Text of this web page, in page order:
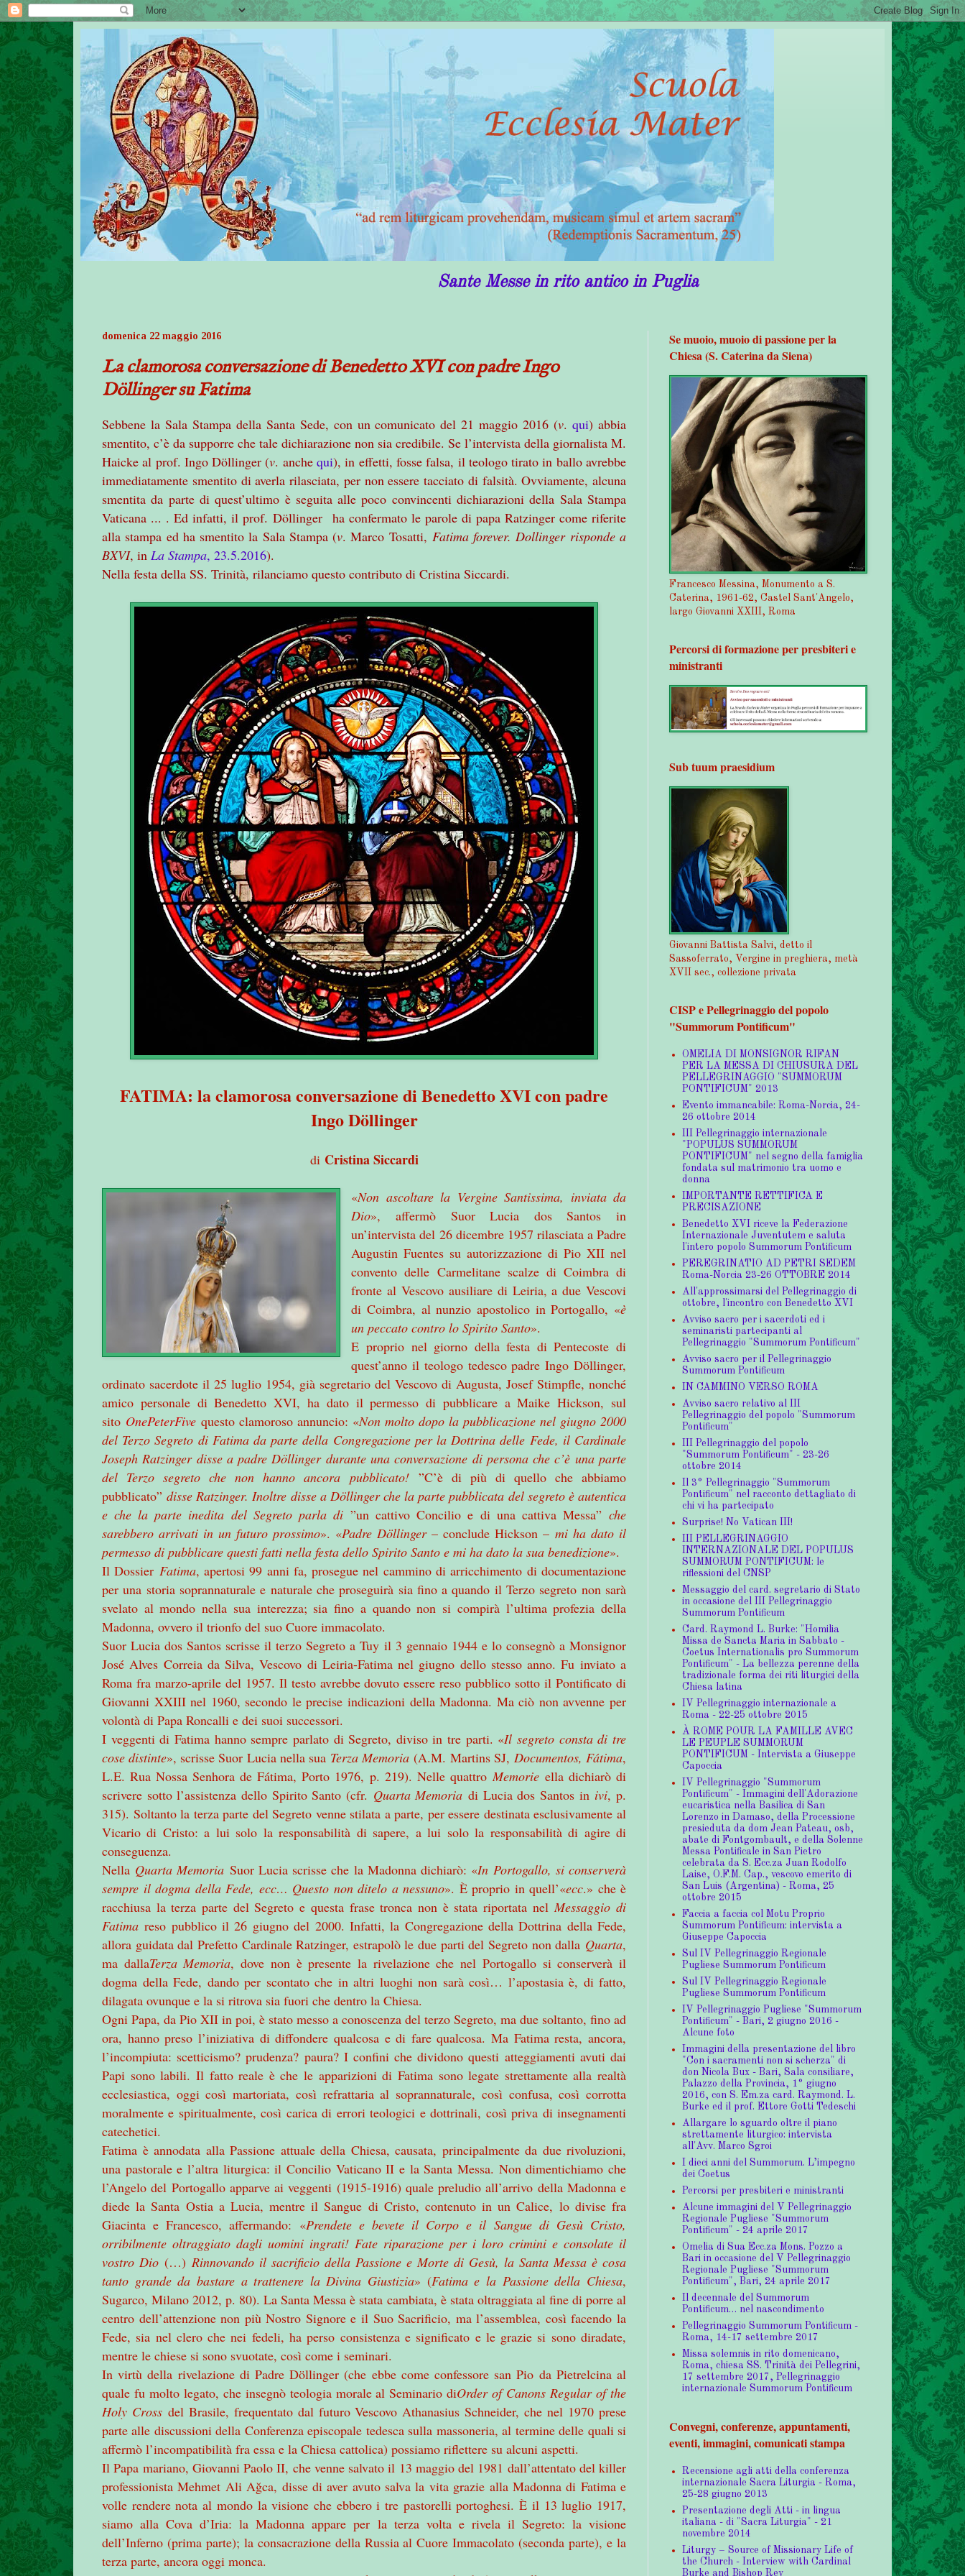
Sante Messe in rito antico in Puglia
domenica 22 maggio 2016
La clamorosa conversazione di Benedetto XVI con padre Ingo
Döllinger su Fatima
Sebbene la Sala Stampa della Santa Sede, con un comunicato del 21 maggio 2016 (v.qui) abbia
smentito, c’è da supporre che tale dichiarazione non sia credibile. Se l’intervista della giornalista M.
Haicke al prof. Ingo Döllinger (v. anchequi), in effetti, fosse falsa, il teologo tirato in ballo avrebbe
immediatamente smentito di averla rilasciata, per non essere tacciato di falsità. Ovviamente, alcuna
smentita da parte di quest’ultimo è seguita alle poco convincenti dichiarazioni della Sala Stampa
Vaticana ... . Ed infatti, il prof.Döllinger ha confermato le parole di papa Ratzinger come riferite
alla stampa ed ha smentito la Sala Stampa (v. Marco Tosatti, Fatima forever. Dollinger risponde a
BXVI, in La Stampa, 23.5.2016).
Nella festa della SS. Trinità, rilanciamo questo contributo di Cristina Siccardi.
FATIMA: la clamorosa conversazione di Benedetto XVI con padre
Ingo Döllinger
di Cristina Siccardi
«Non ascoltare la Vergine Santissima, inviata da
Dio», affermò Suor Lucia dos Santos in
un’intervista del 26 dicembre 1957 rilasciata a Padre
Augustin Fuentes su autorizzazione di Pio XII nel
convento delle Carmelitane scalze di Coimbra di
fronte al Vescovo ausiliare di Leiria, a due Vescovi
di Coimbra, al nunzio apostolico in Portogallo, «è
un peccato contro lo Spirito Santo».
E proprio nel giorno della festa di Pentecoste di
quest’anno il teologo tedesco padre Ingo Döllinger,
ordinato sacerdote il 25 luglio 1954, già segretario del Vescovo di Augusta, Josef Stimpfle, nonché
amico personale di Benedetto XVI, ha dato il permesso di pubblicare a Maike Hickson, sul
sito OnePeterFive questo clamoroso annuncio: «Non molto dopo la pubblicazione nel giugno 2000
del Terzo Segreto di Fatima da parte della Congregazione per la Dottrina delle Fede, il Cardinale
Joseph Ratzinger disse a padre Döllinger durante una conversazione di persona che c’è una parte
del Terzo segreto che non hanno ancora pubblicato! ”C’è di più di quello che abbiamo
pubblicato”disse Ratzinger. Inoltre disse a Döllinger che la parte pubblicata del segreto è autentica
e che la parte inedita del Segreto parla di”un cattivo Concilio e di una cattiva Messa”che
sarebbero arrivati in un futuro prossimo». «Padre Döllinger– conclude Hickson –mi ha dato il
permesso di pubblicare questi fatti nella festa dello Spirito Santo e mi ha dato la sua benedizione».
Il Dossier Fatima, apertosi 99 anni fa, prosegue nel cammino di arricchimento di documentazione
per una storia soprannaturale e naturale che proseguirà sia fino a quando il Terzo segreto non sarà
svelato al mondo nella sua interezza; sia fino a quando non si compirà l’ultima profezia della
Madonna, ovvero il trionfo del suo Cuore immacolato.
Suor Lucia dos Santos scrisse il terzo Segreto a Tuy il 3 gennaio 1944 e lo consegnò a Monsignor
José Alves Correia da Silva, Vescovo di Leiria-Fatima nel giugno dello stesso anno. Fu inviato a
Roma fra marzo-aprile del 1957. Il testo avrebbe dovuto essere reso pubblico sotto il Pontificato di
Giovanni XXIII nel 1960, secondo le precise indicazioni della Madonna. Ma ciò non avvenne per
volontà di Papa Roncalli e dei suoi successori.
I veggenti di Fatima hanno sempre parlato di Segreto, diviso in tre parti. «Il segreto consta di tre
cose distinte», scrisse Suor Lucia nella sua Terza Memoria (A.M. Martins SJ, Documentos, Fátima,
L.E. Rua Nossa Senhora de Fátima, Porto 1976, p. 219). Nelle quattro Memorieella dichiarò di
scrivere sotto l’assistenza dello Spirito Santo (cfr. Quarta Memoria di Lucia dos Santos in ivi, p.
315). Soltanto la terza parte del Segreto venne stilata a parte, per essere destinata esclusivamente al
Vicario di Cristo: a lui solo la responsabilità di sapere, a lui solo la responsabilità di agire di
conseguenza.
Nella Quarta Memoria Suor Lucia scrisse che la Madonna dichiarò: «In Portogallo, si conserverà
sempre il dogma della Fede, ecc… Questo non ditelo a nessuno». È proprio in quell’«ecc.» che è
racchiusa la terza parte del Segreto e questa frase tronca non è stata riportata nel Messaggio di
Fatima reso pubblico il 26 giugno del 2000. Infatti, la Congregazione della Dottrina della Fede,
allora guidata dal Prefetto Cardinale Ratzinger, estrapolò le due parti del Segreto non dalla Quarta,
ma dallaTerza Memoria, dove non è presente la rivelazione che nel Portogallo si conserverà il
dogma della Fede, dando per scontato che in altri luoghi non sarà così… l’apostasia è, di fatto,
dilagata ovunque e la si ritrova sia fuori che dentro la Chiesa.
Ogni Papa, da Pio XII in poi, è stato messo a conoscenza del terzo Segreto, ma due soltanto, fino ad
ora, hanno preso l’iniziativa di diffondere qualcosa e di fare qualcosa. Ma Fatima resta, ancora,
l’incompiuta: scetticismo? prudenza? paura? I confini che dividono questi atteggiamenti avuti dai
Papi sono labili. Il fatto reale è che le apparizioni di Fatima sono legate strettamente alla realtà
ecclesiastica, oggi così martoriata, così refrattaria al soprannaturale, così confusa, così corrotta
moralmente e spiritualmente, così carica di errori teologici e dottrinali, così priva di insegnamenti
catechetici.
Fatima è annodata alla Passione attuale della Chiesa, causata, principalmente da due rivoluzioni,
una pastorale e l’altra liturgica: il Concilio Vaticano II e la Santa Messa. Non dimentichiamo che
l’Angelo del Portogallo apparve ai veggenti (1915-1916) quale preludio all’arrivo della Madonna e
diede la Santa Ostia a Lucia, mentre il Sangue di Cristo, contenuto in un Calice, lo divise fra
Giacinta e Francesco, affermando: «Prendete e bevete il Corpo e il Sangue di Gesù Cristo,
orribilmente oltraggiato dagli uomini ingrati! Fate riparazione per i loro crimini e consolate il
vostro Dio (…) Rinnovando il sacrificio della Passione e Morte di Gesù, la Santa Messa è cosa
tanto grande da bastare a trattenere la Divina Giustizia» (Fatima e la Passione della Chiesa,
Sugarco, Milano 2012, p. 80). La Santa Messa è stata cambiata, è stata oltraggiata al fine di porre al
centro dell’attenzione non più Nostro Signore e il Suo Sacrificio, ma l’assemblea, così facendo la
Fede, sia nel clero che nei fedeli, ha perso consistenza e significato e le grazie si sono diradate,
mentre le chiese si sono svuotate, così come i seminari.
In virtù della rivelazione di Padre Döllinger (che ebbe come confessore san Pio da Pietrelcina al
quale fu molto legato, che insegnò teologia morale al Seminario diOrder of Canons Regular of the
Holy Cross del Brasile, frequentato dal futuro Vescovo Athanasius Schneider, che nel 1970 prese
parte alle discussioni della Conferenza episcopale tedesca sulla massoneria, al termine delle quali si
affermò l’incompatibilità fra essa e la Chiesa cattolica) possiamo riflettere su alcuni aspetti.
Il Papa mariano, Giovanni Paolo II, che venne salvato il 13 maggio del 1981 dall’attentato del killer
professionista Mehmet Ali Ağca, disse di aver avuto salva la vita grazie alla Madonna di Fatima e
volle rendere nota al mondo la visione che ebbero i tre pastorelli portoghesi. È il 13 luglio 1917,
siamo alla Cova d’Iria: la Madonna appare per la terza volta e rivela il Segreto: la visione
dell’Inferno (prima parte); la consacrazione della Russia al Cuore Immacolato (seconda parte), e la
terza parte, ancora oggi monca.
Se muoio, muoio di passione per la
Chiesa (S. Caterina da Siena)
Francesco Messina, Monumento a S.
Caterina, 1961-62, Castel Sant'Angelo,
largo Giovanni XXIII, Roma
Percorsi di formazione per presbiteri e
ministranti
Sub tuum praesidium
Giovanni Battista Salvi, detto il
Sassoferrato, Vergine in preghiera, metà
XVII sec., collezione privata
CISP e Pellegrinaggio del popolo
"Summorum Pontificum"
OMELIA DI MONSIGNOR RIFAN
PER LA MESSA DI CHIUSURA DEL
PELLEGRINAGGIO "SUMMORUM
PONTIFICUM" 2013
Evento immancabile: Roma-Norcia, 24-
26 ottobre 2014
III Pellegrinaggio internazionale
"POPULUS SUMMORUM
PONTIFICUM" nel segno della famiglia
fondata sul matrimonio tra uomo e
donna
IMPORTANTE RETTIFICA E
PRECISAZIONE
Benedetto XVI riceve la Federazione
Internazionale Juventutem e saluta
l'intero popolo Summorum Pontificum
PEREGRINATIO AD PETRI SEDEM
Roma-Norcia 23-26 OTTOBRE 2014
All'approssimarsi del Pellegrinaggio di
ottobre, l'incontro con Benedetto XVI
Avviso sacro per i sacerdoti ed i
seminaristi partecipanti al
Pellegrinaggio "Summorum Pontificum"
Avviso sacro per il Pellegrinaggio
Summorum Pontificum
IN CAMMINO VERSO ROMA
Avviso sacro relativo al III
Pellegrinaggio del popolo "Summorum
Pontificum"
III Pellegrinaggio del popolo
"Summorum Pontificum" - 23-26
ottobre 2014
Il 3° Pellegrinaggio "Summorum
Pontificum" nel racconto dettagliato di
chi vi ha partecipato
Surprise! No Vatican III!
III PELLEGRINAGGIO
INTERNAZIONALE DEL POPULUS
SUMMORUM PONTIFICUM: le
riflessioni del CNSP
Messaggio del card. segretario di Stato
in occasione del III Pellegrinaggio
Summorum Pontificum
Card. Raymond L. Burke: "Homilia
Missa de Sancta Maria in Sabbato -
Coetus Internationalis pro Summorum
Pontificum" - La bellezza perenne della
tradizionale forma dei riti liturgici della
Chiesa latina
IV Pellegrinaggio internazionale a
Roma - 22-25 ottobre 2015
À ROME POUR LA FAMILLE AVEC
LE PEUPLE SUMMORUM
PONTIFICUM - Intervista a Giuseppe
Capoccia
IV Pellegrinaggio "Summorum
Pontificum" - Immagini dell'Adorazione
eucaristica nella Basilica di San
Lorenzo in Damaso, della Processione
presieduta da dom Jean Pateau, osb,
abate di Fontgombault, e della Solenne
Messa Pontificale in San Pietro
celebrata da S. Ecc.za Juan Rodolfo
Laise, O.F.M. Cap., vescovo emerito di
San Luis (Argentina) - Roma, 25
ottobre 2015
Faccia a faccia col Motu Proprio
Summorum Pontificum: intervista a
Giuseppe Capoccia
Sul IV Pellegrinaggio Regionale
Pugliese Summorum Pontificum
Sul IV Pellegrinaggio Regionale
Pugliese Summorum Pontificum
IV Pellegrinaggio Pugliese "Summorum
Pontificum" - Bari, 2 giugno 2016 -
Alcune foto
Immagini della presentazione del libro
"Con i sacramenti non si scherza" di
don Nicola Bux - Bari, Sala consiliare,
Palazzo della Provincia, 1° giugno
2016, con S. Em.za card. Raymond. L.
Burke ed il prof. Ettore Gotti Tedeschi
Allargare lo sguardo oltre il piano
strettamente liturgico: intervista
all'Avv. Marco Sgroi
I dieci anni del Summorum. L’impegno
dei Coetus
Percorsi per presbiteri e ministranti
Alcune immagini del V Pellegrinaggio
Regionale Pugliese "Summorum
Pontificum" - 24 aprile 2017
Omelia di Sua Ecc.za Mons. Pozzo a
Bari in occasione del V Pellegrinaggio
Regionale Pugliese "Summorum
Pontificum", Bari, 24 aprile 2017
Il decennale del Summorum
Pontificum… nel nascondimento
Pellegrinaggio Summorum Pontificum -
Roma, 14-17 settembre 2017
Missa solemnis in rito domenicano,
Roma, chiesa SS. Trinità dei Pellegrini,
17 settembre 2017, Pellegrinaggio
internazionale Summorum Pontificum
Convegni, conferenze, appuntamenti,
eventi, immagini, comunicati stampa
Recensione agli atti della conferenza
internazionale Sacra Liturgia - Roma,
25-28 giugno 2013
Presentazione degli Atti - in lingua
italiana - di "Sacra Liturgia" - 21
novembre 2014
Liturgy – Source of Missionary Life of
the Church - Interview with Cardinal
Burke and Bishop Rey